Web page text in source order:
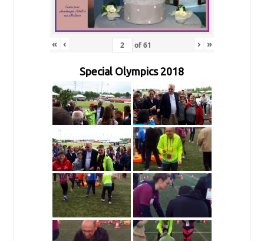
« ‹ of61 › »
Special Olympics 2018